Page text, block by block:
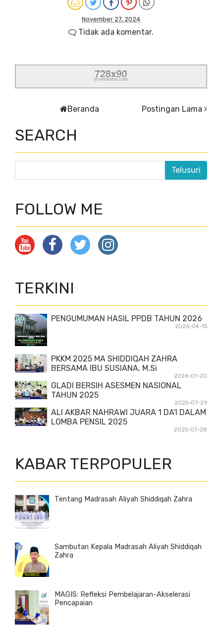
November 27, 2024
Tidak ada komentar.
Postingan Lama
Beranda
SEARCH
FOLLOW ME
TERKINI
PENGUMUMAN HASIL PPDB TAHUN 2026
2026-04-15
PKKM 2025 MA SHIDDIQAH ZAHRA
BERSAMA IBU SUSIANA, M.Si
2026-01-20
GLADI BERSIH ASESMEN NASIONAL
TAHUN 2025
2025-07-29
ALI AKBAR NAHRAWI JUARA 1 DA'I DALAM
LOMBA PENSIL 2025
2025-07-28
KABAR TERPOPULER
Tentang Madrasah Aliyah Shiddiqah Zahra
Sambutan Kepala Madrasah Aliyah Shiddiqah
Zahra
MAGIS: Refleksi Pembelajaran-Akselerasi
Pencapaian